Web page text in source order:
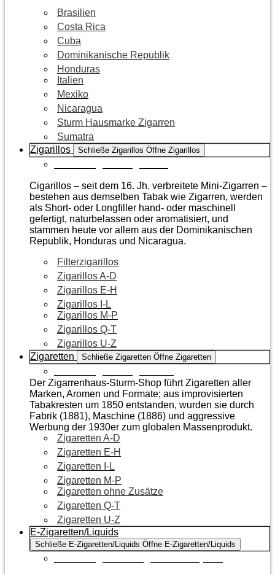
Brasilien
Costa Rica
Cuba
Dominikanische Republik
Honduras
Italien
Mexiko
Nicaragua
Sturm Hausmarke Zigarren
Sumatra
Zigarillos
Schließe Zigarillos Öffne Zigarillos
Cigarillos – seit dem 16. Jh. verbreitete Mini-Zigarren –
bestehen aus demselben Tabak wie Zigarren, werden
als Short- oder Longfiller hand- oder maschinell
gefertigt, naturbelassen oder aromatisiert, und
stammen heute vor allem aus der Dominikanischen
Republik, Honduras und Nicaragua.
Filterzigarillos
Zigarillos A-D
Zigarillos E-H
Zigarillos I-L
Zigarillos M-P
Zigarillos Q-T
Zigarillos U-Z
Zigaretten
Schließe Zigaretten Öffne Zigaretten
Der Zigarrenhaus-Sturm-Shop führt Zigaretten aller
Marken, Aromen und Formate; aus improvisierten
Tabakresten um 1850 entstanden, wurden sie durch
Fabrik (1881), Maschine (1886) und aggressive
Werbung der 1930er zum globalen Massenprodukt.
Zigaretten A-D
Zigaretten E-H
Zigaretten I-L
Zigaretten M-P
Zigaretten ohne Zusätze
Zigaretten Q-T
Zigaretten U-Z
E-Zigaretten/Liquids
Schließe E-Zigaretten/Liquids Öffne E-Zigaretten/Liquids